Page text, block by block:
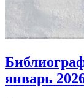
январь